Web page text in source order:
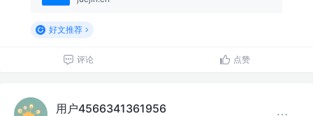
好文推荐
评论 点赞
用户4566341361956